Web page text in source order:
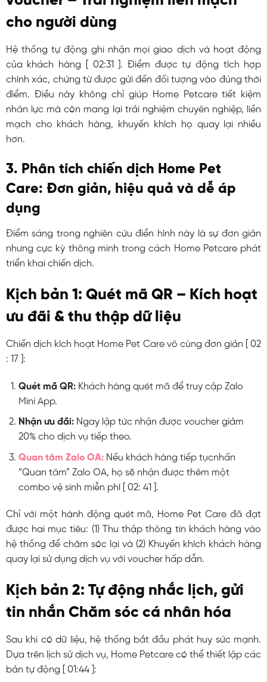
cho người dùng
Hệ thống tự động ghi nhận mọi giao dịch và hoạt động
của khách hàng [ 02:31
]. Điểm được tự động tích hợp
chính xác, chứng từ được gửi đến đối tượng vào đúng thời
điểm. Điều này không chỉ giúp Home Petcare tiết kiệm
nhân lực mà còn mang lại trải nghiệm chuyên nghiệp, liền
mạch cho khách hàng, khuyến khích họ quay lại nhiều
hơn.
3. Phân tích chiến dịch Home Pet
Care: Đơn giản, hiệu quả và dễ áp ​​
dụng
Điểm sáng trong nghiên cứu điển hình này là sự đơn giản
nhưng cực kỳ thông minh trong cách Home Petcare phát
triển khai chiến dịch.
Kịch bản 1: Quét mã QR – Kích hoạt
ưu đãi & thu thập dữ liệu
Chiến dịch kích hoạt Home Pet Care vô cùng đơn giản [02
: 17 ]:
Quét mã QR: Khách hàng quét mã để truy cập Zalo
Mini App.
Nhận ưu đãi: Ngay lập tức nhận được voucher giảm
20% cho dịch vụ tiếp theo.
Quan tâm Zalo OA: Nếu khách hàng tiếp tụcnhấn
“Quan tâm” Zalo OA, họ sẽ nhận được thêm một
combo vệ sinh miễn phí [ 02: 41 ].
Chỉ với một hành động quét mã, Home Pet Care đã đạt
được hai mục tiêu: (1) Thu thập thông tin khách hàng vào
hệ thống để chăm sóc lại và (2) Khuyến khích khách hàng
quay lại sử dụng dịch vụ với voucher hấp dẫn.
Kịch bản 2: Tự động nhắc lịch, gửi
tin nhắn Chăm sóc cá nhân hóa
Sau khi có dữ liệu, hệ thống bắt đầu phát huy sức mạnh.
Dựa trên lịch sử dịch vụ, Home Petcare có thể thiết lập các
bản tự động [ 01:44]: